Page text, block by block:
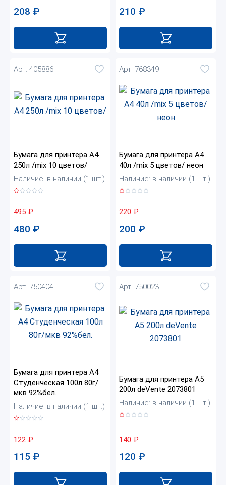
208 ₽ 210 ₽
Арт. 405886
Бумага для принтера А4
250л /mix 10 цветов/
Наличие: в наличии (1 шт.)
495₽
480 ₽
Арт. 768349
Бумага для принтера А4
40л /mix 5 цветов/ неон
Наличие: в наличии (1 шт.)
220₽
200 ₽
Арт. 750404
Бумага для принтера А4
Студенческая 100л 80г/
мкв 92%бел.
Наличие: в наличии (1 шт.)
122₽
115 ₽
Арт. 750023
Бумага для принтера А5
200л deVente 2073801
Наличие: в наличии (1 шт.)
140₽
120 ₽